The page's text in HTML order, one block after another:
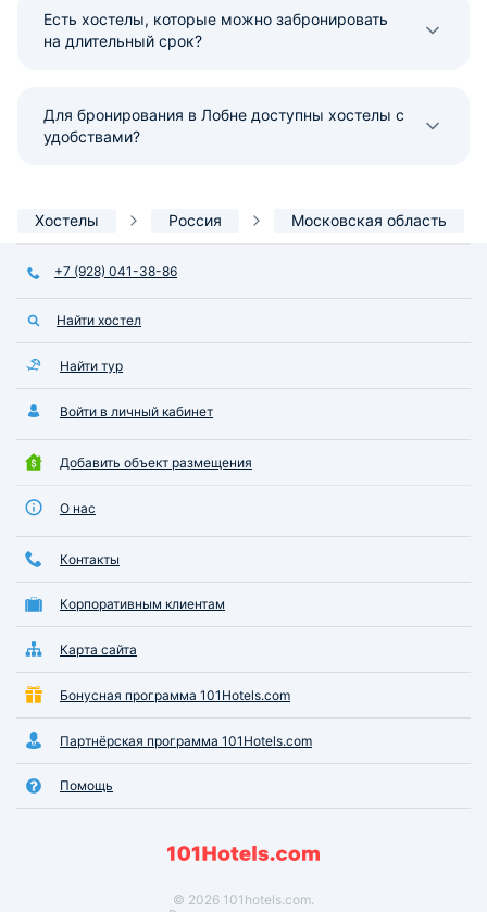
Есть хостелы, которые можно забронировать
на длительный срок?
Для бронирования в Лобне доступны хостелы с
удобствами?
Хостелы Россия Московская область
+7 (928) 041-38-86
Найти хостел
Найти тур
Войти в личный кабинет
Добавить объект размещения
О нас
Контакты
Корпоративным клиентам
Карта сайта
Бонусная программа 101Hotels.com
Партнёрская программа 101Hotels.com
Помощь
© 2026 101hotels.com.